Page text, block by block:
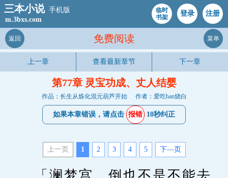
三本小说 手机版
m.3bxs.com
临时
书架
登录 注册
免费阅读
返回 菜单
上一章 查看最新章节 下一章
第77章 灵宝功成、丈人结婴
作品：长生从炼化混元葫芦开始 作者：爱吃han烧白
如果本章错误，请点击 报错 10秒纠正
上一页 1 2 3 4 5 下—页